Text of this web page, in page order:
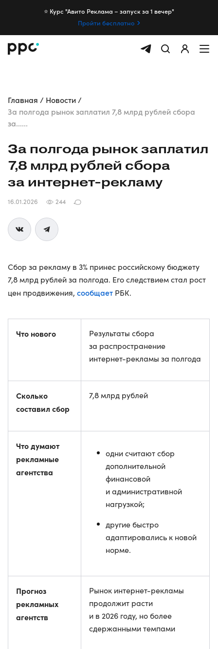
⭐️ Курс "Авито Реклама – запуск за 1 вечер"
Пройти бесплатно
Главная
Новости
За полгода рынок заплатил 7,8 млрд рублей сбора
за......
За полгода рынок заплатил
7,8 млрд рублей сбора
за интернет-рекламу
16.01.2026 244
Сбор за рекламу в 3% принес российскому бюджету
7,8 млрд рублей за полгода. Его следствием стал рост
цен продвижения, сообщает РБК.
Что нового
Результаты сбора
за распространение
интернет-рекламы за полгода
Сколько
составил сбор
7,8 млрд рублей
Что думают
рекламные
агентства
одни считают сбор
дополнительной
финансовой
и административной
нагрузкой;
другие быстро
адаптировались к новой
норме.
Прогноз
рекламных
агентств
Рынок интернет-рекламы
продолжит расти
и в 2026 году, но более
сдержанными темпами